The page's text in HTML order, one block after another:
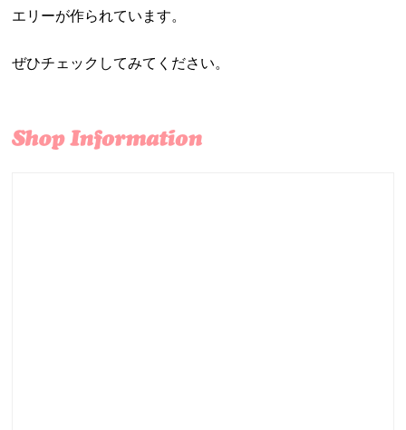
エリーが作られています。
ぜひチェックしてみてください。